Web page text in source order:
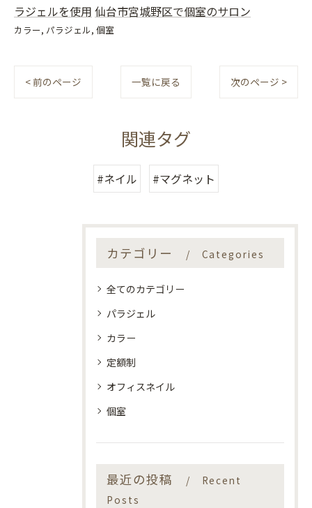
ラジェルを使用 仙台市宮城野区で個室のサロン
カラー パラジェル 個室
< 前のページ 一覧に戻る 次のページ >
関連タグ
#ネイル #マグネット
カテゴリー Categories
全てのカテゴリー
パラジェル
カラー
定額制
オフィスネイル
個室
最近の投稿
Recent
Posts